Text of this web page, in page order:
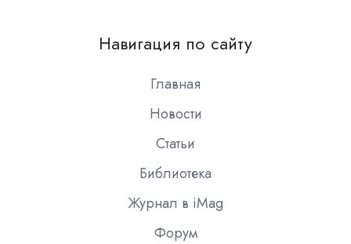
Slack
Навигация по сайту
Главная
Новости
Статьи
Библиотека
Журнал в iMag
Форум